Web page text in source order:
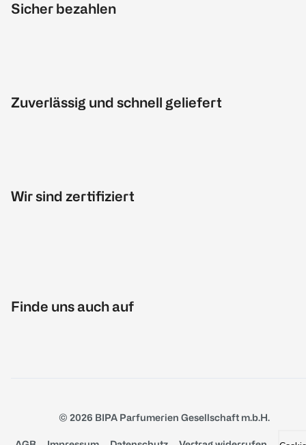
Sicher bezahlen
Zuverlässig und schnell geliefert
Wir sind zertifiziert
Finde uns auch auf
© 2026 BIPA Parfumerien Gesellschaft m.b.H.